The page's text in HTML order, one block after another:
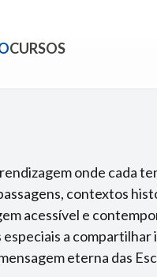
CURSOS
onde cada
contextos
acessível e
a compartilhar
eterna das